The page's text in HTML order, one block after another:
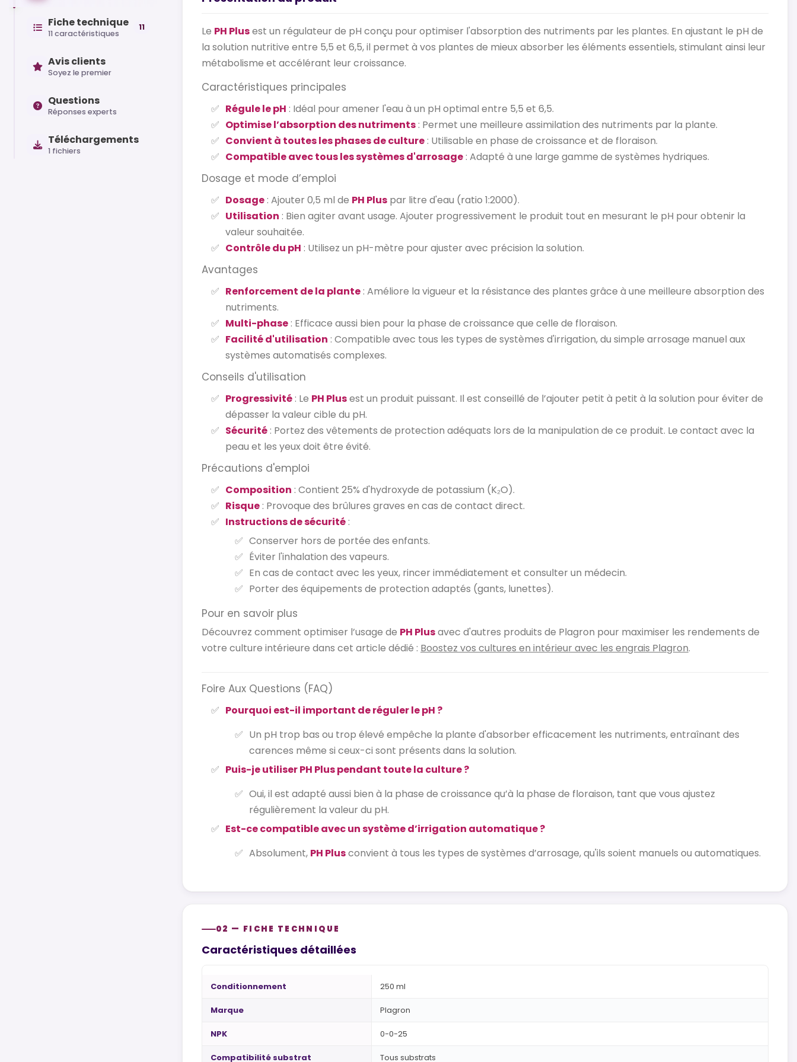
Fiche technique
11 caractéristiques
11
Avis clients
Soyez le premier
Questions
Réponses experts
Téléchargements
1 fichiers
Le PH Plusest un régulateur de pH conçu pour optimiser l'absorption des nutriments par les plantes. En ajustant le pH de
la solution nutritive entre 5,5 et 6,5, il permet à vos plantes de mieux absorber les éléments essentiels, stimulant ainsi leur
métabolisme et accélérant leur croissance.
Caractéristiques principales
Régule le pH : Idéal pour amener l'eau à un pH optimal entre 5,5 et 6,5.
Optimise l’absorption des nutriments : Permet une meilleure assimilation des nutriments par la plante.
Convient à toutes les phases de culture : Utilisable en phase de croissance et de floraison.
Compatible avec tous les systèmes d'arrosage : Adapté à une large gamme de systèmes hydriques.
Dosage et mode d’emploi
Dosage : Ajouter 0,5 ml de PH Plus par litre d'eau (ratio 1:2000).
Utilisation : Bien agiter avant usage. Ajouter progressivement le produit tout en mesurant le pH pour obtenir la
valeur souhaitée.
Contrôle du pH : Utilisez un pH-mètre pour ajuster avec précision la solution.
Avantages
Renforcement de la plante : Améliore la vigueur et la résistance des plantes grâce à une meilleure absorption des
nutriments.
Multi-phase : Efficace aussi bien pour la phase de croissance que celle de floraison.
Facilité d'utilisation : Compatible avec tous les types de systèmes d'irrigation, du simple arrosage manuel aux
systèmes automatisés complexes.
Conseils d'utilisation
Progressivité : Le PH Plusest un produit puissant. Il est conseillé de l’ajouter petit à petit à la solution pour éviter de
dépasser la valeur cible du pH.
Sécurité : Portez des vêtements de protection adéquats lors de la manipulation de ce produit. Le contact avec la
peau et les yeux doit être évité.
Précautions d'emploi
Composition : Contient 25% d'hydroxyde de potassium (K₂O).
Risque : Provoque des brûlures graves en cas de contact direct.
Instructions de sécurité :
Conserver hors de portée des enfants.
Éviter l'inhalation des vapeurs.
En cas de contact avec les yeux, rincer immédiatement et consulter un médecin.
Porter des équipements de protection adaptés (gants, lunettes).
Pour en savoir plus
Découvrez comment optimiser l’usage de PH Plusavec d'autres produits de Plagron pour maximiser les rendements de
votre culture intérieure dans cet article dédié : Boostez vos cultures en intérieur avec les engrais Plagron​.
Foire Aux Questions (FAQ)
Pourquoi est-il important de réguler le pH ?
Un pH trop bas ou trop élevé empêche la plante d'absorber efficacement les nutriments, entraînant des
carences même si ceux-ci sont présents dans la solution.
Puis-je utiliser PH Plus pendant toute la culture ?
Oui, il est adapté aussi bien à la phase de croissance qu’à la phase de floraison, tant que vous ajustez
régulièrement la valeur du pH.
Est-ce compatible avec un système d’irrigation automatique ?
Absolument, PH Plusconvient à tous les types de systèmes d’arrosage, qu'ils soient manuels ou automatiques.
02 — FICHE TECHNIQUE
Caractéristiques détaillées
Conditionnement 250 ml
Marque Plagron
NPK 0-0-25
Compatibilité substrat Tous substrats